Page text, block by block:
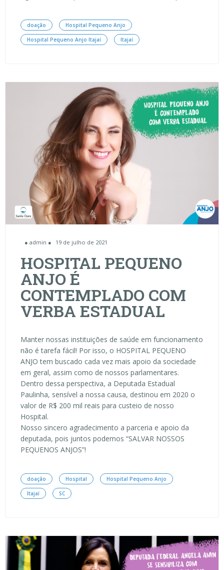
doação Hospital Pequeno Anjo
Hospital Pequeno Anjo Itajaí Itajaí
● admin ● 19 de julho de 2021
HOSPITAL PEQUENO
ANJO É
CONTEMPLADO COM
VERBA ESTADUAL
Manter nossas instituições de saúde em funcionamento
não é tarefa fácil! Por isso, o HOSPITAL PEQUENO
ANJO tem buscado cada vez mais apoio da sociedade
em geral, assim como de nossos parlamentares.
Dentro dessa perspectiva, a Deputada Estadual
Paulinha, sensível a nossa causa, destinou em 2020 o
valor de R$ 200 mil reais para custeio de nosso
Hospital.
Nosso sincero agradecimento a parceria e apoio da
deputada, pois juntos podemos “SALVAR NOSSOS
PEQUENOS ANJOS”!
doação Hospital Hospital Pequeno Anjo
Itajaí SC